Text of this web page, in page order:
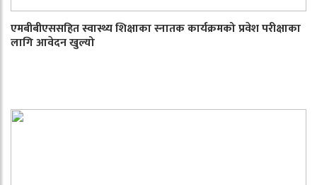
एमबीबीएससहित स्वास्थ्य शिक्षाका स्नातक कार्यक्रमको प्रवेश परीक्षाका
लागि आवेदन खुल्यो